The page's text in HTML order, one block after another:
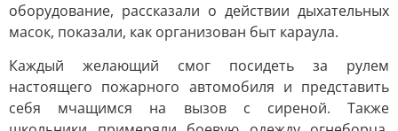
оборудование, рассказали о действии дыхательных
масок, показали, как организован быт караула.
Каждый желающий смог посидеть за рулем
настоящего пожарного автомобиля и представить
себя мчащимся на вызов с сиреной. Также